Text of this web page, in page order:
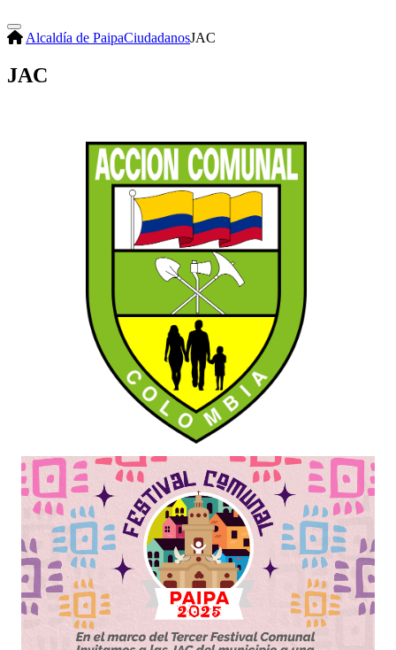
Alcaldía de PaipaCiudadanosJAC
JAC